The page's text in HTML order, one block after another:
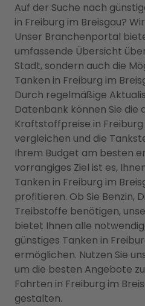
Auf der Suche nach
in Freiburg im Breisgau?
Unser Branchenportal
umfassende Übersicht
Stadt, sondern auch die
Tanken in Freiburg im
Durch regelmäßige
Datenbank können Sie die
Kraftstoffpreise in Freiburg
vergleichen und die
Ihrem Budget am besten
vorrangiges Ziel ist es,
Tanken in Freiburg im
profitieren. Ob Sie Benzin,
Treibstoffe benötigen,
bietet Ihnen alle
günstiges Tanken in
ermöglichen. Nutzen Sie
um die besten Angebote
Fahrten in Freiburg im
gestalten.